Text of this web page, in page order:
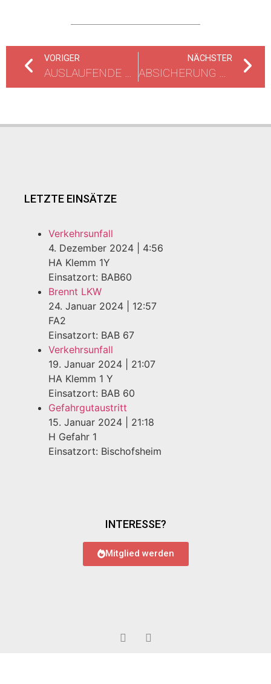
VORIGER
AUSLAUFENDE BETRIEBSSTOFFE
NÄCHSTER
ABSICHERUNG PANNENFAHRZEUG
LETZTE EINSÄTZE
Verkehrsunfall
4. Dezember 2024
4:56
HA Klemm 1Y
Einsatzort: BAB60
Brennt LKW
24. Januar 2024
12:57
FA2
Einsatzort: BAB 67
Verkehrsunfall
19. Januar 2024
21:07
HA Klemm 1 Y
Einsatzort: BAB 60
Gefahrgutaustritt
15. Januar 2024
21:18
H Gefahr 1
Einsatzort: Bischofsheim
INTERESSE?
Mitglied werden